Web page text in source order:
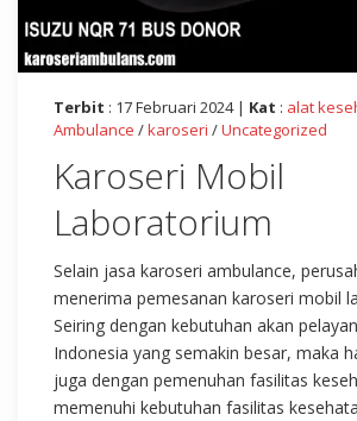
Terbit : 17 Februari 2024 | Kat : alat
Ambulance /karoseri /Uncategorized
Karoseri Mobil
Laboratorium
Selain jasa karoseri ambulance,
menerima pemesanan karoseri mobil
Seiring dengan kebutuhan akan
Indonesia yang semakin besar, maka
juga dengan pemenuhan fasilitas
memenuhi kebutuhan fasilitas